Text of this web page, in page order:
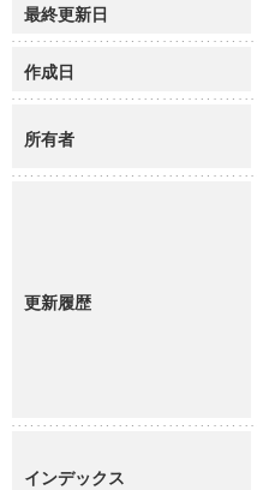
最終更新日
作成日
所有者
更新履歴
インデックス